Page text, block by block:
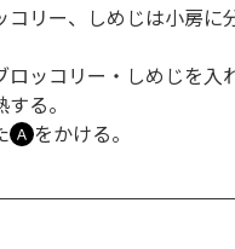
コリー、しめじは小房に
ッコリー・しめじを入
る。
Ａ をかける。